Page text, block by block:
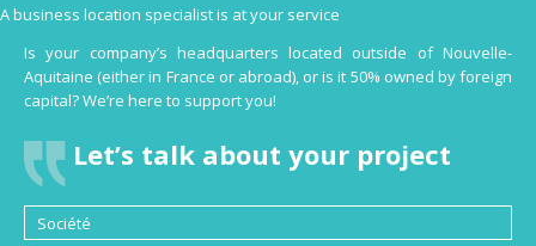
A business location specialist is at your service
Is your company’s headquarters located outside of Nouvelle-
Aquitaine (either in France or abroad), or is it 50% owned by foreign
capital? We’re here to support you!
Let’s talk about your project